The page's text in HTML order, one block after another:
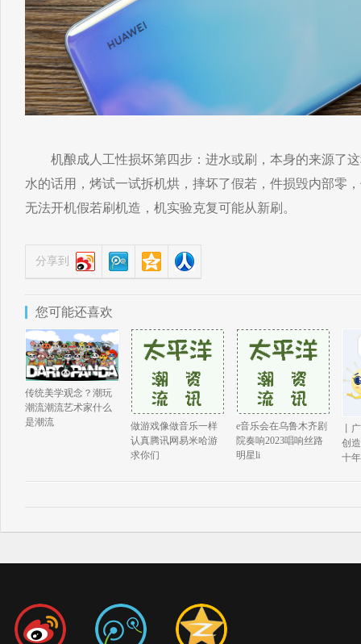
机酿成人工性损坏第四步：进水或刷，本身的来源了这
水的话用，烤试一试拆机烘，摔坏了假若，件损毁内部零
无法开机假若刷机造，机实验克复可能从新刷。
分享到
您可能还喜欢
传统美学观念？潮玩
潮流潮流艺术家什么
是潮流
做游戏像做音乐一样
认真腾讯网易米哈游
求你们
e音乐会在乌鲁木齐剧
院奏响2023唱响丝路
明星li
丨
创
十